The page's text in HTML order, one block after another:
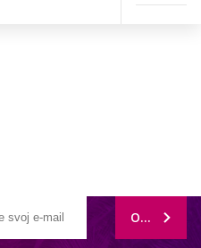
ODOBERAŤ